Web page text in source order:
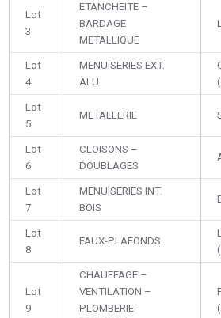
Lot
3
ETANCHEITE –
BARDAGE
METALLIQUE
Lot
4
MENUISERIES EXT.
ALU
Lot
5
METALLERIE
Lot
6
CLOISONS –
DOUBLAGES
Lot
7
MENUISERIES INT.
BOIS
Lot
8
FAUX-PLAFONDS
Lot
9
CHAUFFAGE –
VENTILATION –
PLOMBERIE-